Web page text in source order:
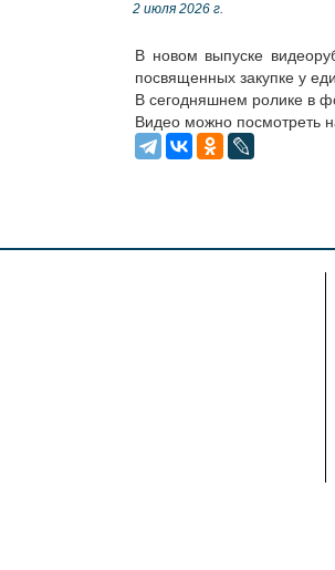
2 июля 2026 г.
В новом выпуске
посвященных закупке у
В сегодняшнем ролике в
Видео можно посмотреть